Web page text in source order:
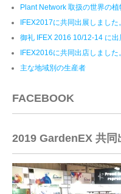
Plant Network 取扱の世界の
IFEX2017に共同出展しました。
御礼 IFEX 2016 10/12-14 に出
IFEX2016に共同出店しました。
主な地域別の生産者
FACEBOOK
2019 GardenEX 共同